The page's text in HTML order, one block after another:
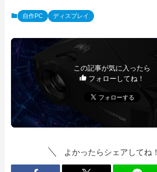
自作PC ディスプレイ
この記事が気に入ったら
フォローしてね！
よかったらシェアしてね！